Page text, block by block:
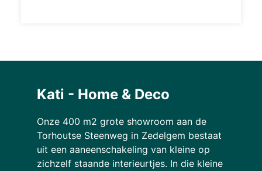
Kati - Home & Deco
Onze 400 m2 grote showroom aan de
Torhoutse Steenweg in Zedelgem bestaat
uit een aaneenschakeling van kleine op
zichzelf staande interieurtjes. In die kleine